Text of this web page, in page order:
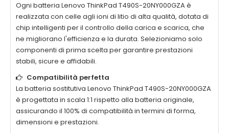
Ogni batteria Lenovo ThinkPad T490S-20NY000GZAè
realizzata con celle agli ioni di litio di alta qualità, dotata di
chip intelligenti per il controllo della carica e scarica, che
ne migliorano l'efficienza e la durata. Selezioniamo solo
componenti di prima scelta per garantire prestazioni
stabili, sicure e affidabili.
Compatibilità perfetta
La batteria sostitutiva Lenovo ThinkPad T490S-20NY000GZA
è progettata in scala 1:1 rispetto alla batteria originale,
assicurando il 100% di compatibilità in termini di forma,
dimensioni e prestazioni.